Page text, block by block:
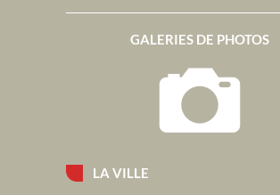
LA VILLE
GALERIES DE PHOTOS